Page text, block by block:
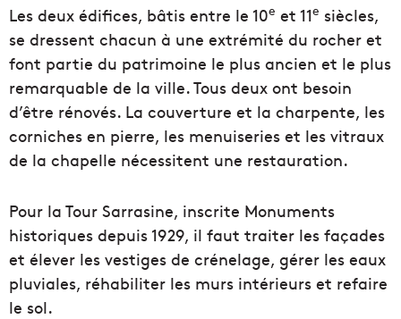
Les deux édifices, bâtis entre le 10e et 11e siècles,
se dressent chacun à une extrémité du rocher et
font partie du patrimoine le plus ancien et le plus
remarquable de la ville. Tous deux ont besoin
d’être rénovés. La couverture et la charpente, les
corniches en pierre, les menuiseries et les vitraux
de la chapelle nécessitent une restauration.
Pour la Tour Sarrasine, inscrite Monuments
historiques depuis 1929, il faut traiter les façades
et élever les vestiges de crénelage, gérer les eaux
pluviales, réhabiliter les murs intérieurs et refaire
le sol.